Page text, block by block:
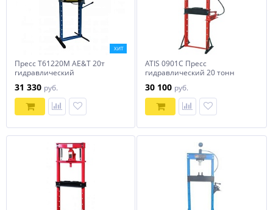
ХИТ
Пресс Т61220M AE&T 20т
гидравлический
31 330 руб.
ATIS 0901C Пресс
гидравлический 20 тонн
30 100 руб.